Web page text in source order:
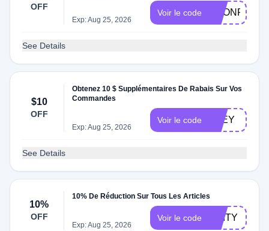
OFF
Exp: Aug 25, 2026
Voir le code
See Details
$10
OFF
Obtenez 10 $ Supplémentaires De Rabais Sur Vos
Commandes
Exp: Aug 25, 2026
Voir le code HLEY
See Details
10%
OFF
10% De Réduction Sur Tous Les Articles
Exp: Aug 25, 2026
Voir le code ENITY